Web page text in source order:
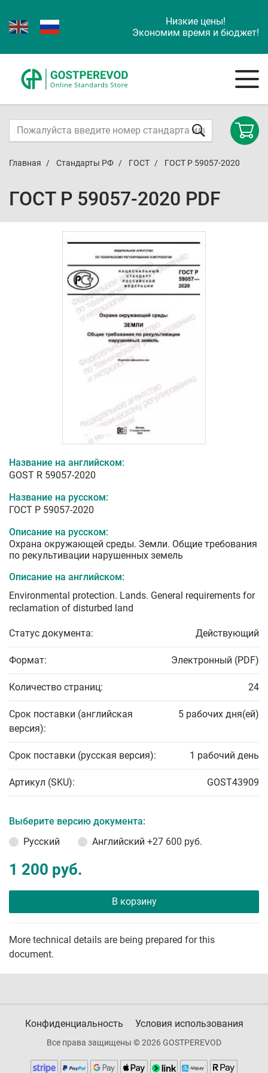
Низкие цены!
Экономим время и бюджет!
Главная Стандарты РФ ГОСТ ГОСТ Р 59057-2020
ГОСТ Р 59057-2020 PDF
Название на английском:
GOST R 59057-2020
Название на русском:
ГОСТ Р 59057-2020
Описание на русском:
Охрана окружающей среды. Земли. Общие требования
по рекультивации нарушенных земель
Описание на английском:
Environmental protection. Lands. General requirements for
reclamation of disturbed land
Статус документа: Действующий
Формат: Электронный (PDF)
Количество страниц: 24
Срок поставки (английская
версия):
5 рабочих дня(ей)
Срок поставки (русская версия): 1 рабочий день
Артикул (SKU): GOST43909
Выберите версию документа:
Русский
Английский +27 600 руб.
1 200 руб.
В корзину
More technical details are being prepared for this
document.
Конфиденциальность Условия использования
Все права защищены © 2026 GOSTPEREVOD